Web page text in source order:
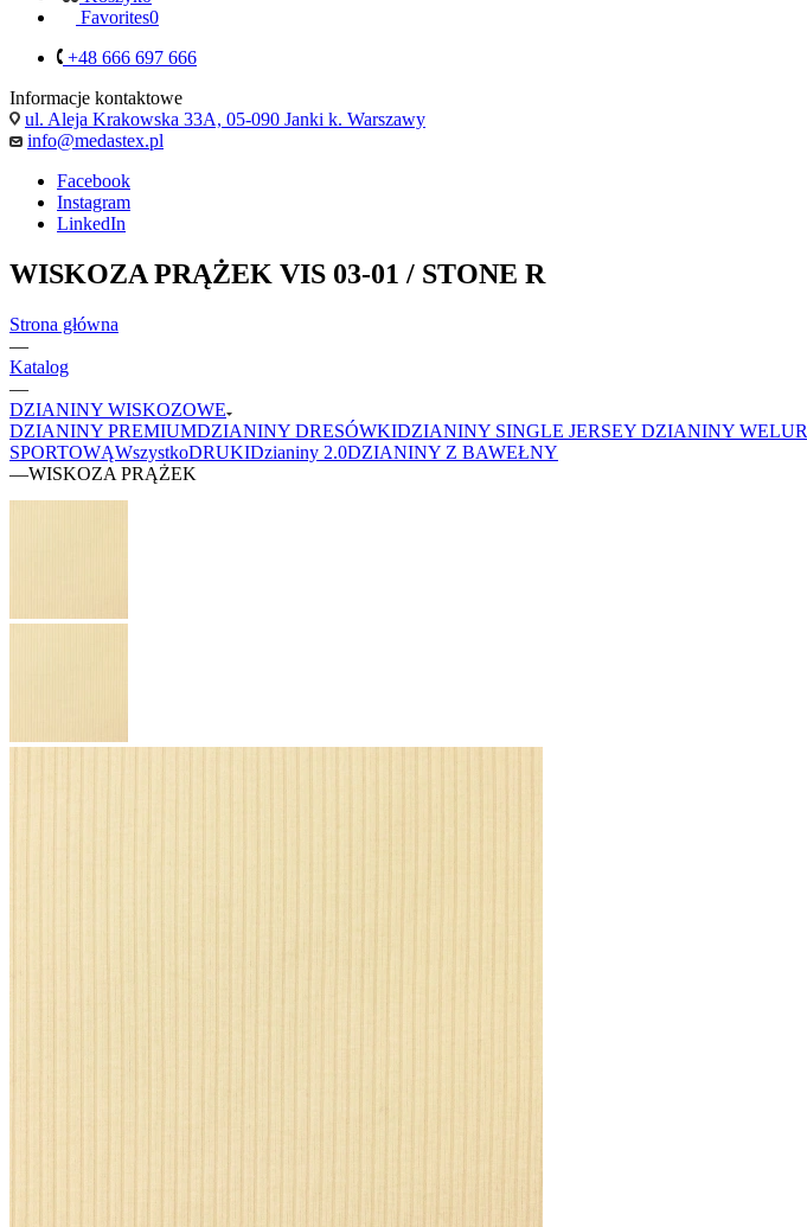
Favorites0
+48 666 697 666
Informacje kontaktowe
ul. Aleja Krakowska 33A, 05-090 Janki k. Warszawy
info@medastex.pl
Facebook
Instagram
LinkedIn
WISKOZA PRĄŻEK VIS 03-01 / STONE R
Strona główna
—
Katalog
—
DZIANINY WISKOZOWE
DZIANINY PREMIUMDZIANINY DRESÓWKIDZIANINY SINGLE JERSEY DZIANINY WELUR
SPORTOWĄWszystkoDRUKIDzianiny 2.0DZIANINY Z BAWEŁNY
—WISKOZA PRĄŻEK